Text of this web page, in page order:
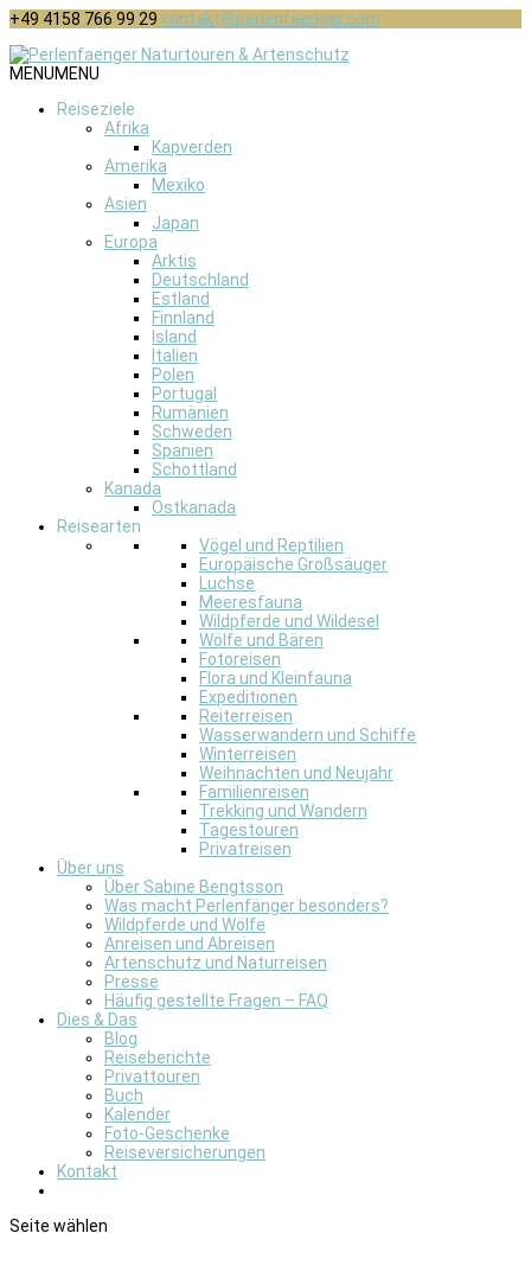
+49 4158 766 99 29 kontakt@perlenfaenger.com
MENUMENU
Reiseziele
Afrika
Kapverden
Amerika
Mexiko
Asien
Japan
Europa
Arktis
Deutschland
Estland
Finnland
Island
Italien
Polen
Portugal
Rumänien
Schweden
Spanien
Schottland
Kanada
Ostkanada
Reisearten
Vögel und Reptilien
Europäische Großsäuger
Luchse
Meeresfauna
Wildpferde und Wildesel
Wölfe und Bären
Fotoreisen
Flora und Kleinfauna
Expeditionen
Reiterreisen
Wasserwandern und Schiffe
Winterreisen
Weihnachten und Neujahr
Familienreisen
Trekking und Wandern
Tagestouren
Privatreisen
Über uns
Über Sabine Bengtsson
Was macht Perlenfänger besonders?
Wildpferde und Wölfe
Anreisen und Abreisen
Artenschutz und Naturreisen
Presse
Häufig gestellte Fragen – FAQ
Dies & Das
Blog
Reiseberichte
Privattouren
Buch
Kalender
Foto-Geschenke
Reiseversicherungen
Kontakt
Seite wählen